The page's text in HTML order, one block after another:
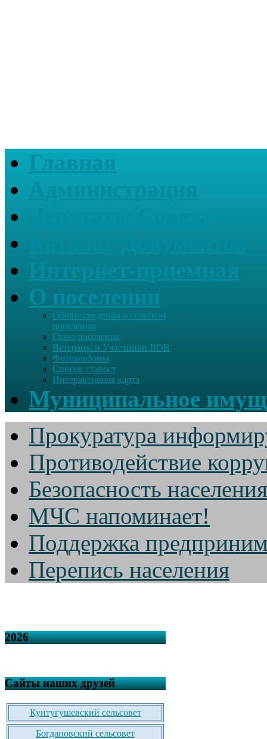
Главная
О поселении
Общие сведения о сельском
поселении
Глава поселения
Ветераны и Участники ВОВ
Фотоальбомы
Список старост
Интерактивная карта
Муниципальное
Прокуратура
Противодействие
Безопасность населения
МЧС напоминает!
Поддержка
Перепись населения
2026
Сайты наших друзей
Кунтугушевский сельсовет
Богдановский сельсовет